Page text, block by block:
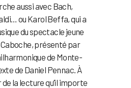
aussi avec Bach,
ou Karol Beffa, qui a
du spectacle jeune
présenté par
de Monte-
de Daniel Pennac. À
de la lecture qu’il importe